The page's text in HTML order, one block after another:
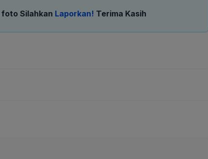
Silahkan Laporkan! Terima Kasih